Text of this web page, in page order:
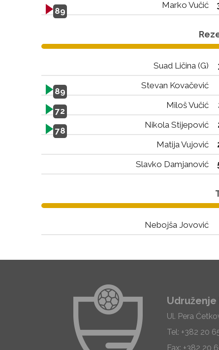
89
Marko Vučić
Suad Ličina (G)
89
Stevan Kovačević
72
Miloš Vučić
78
Nikola Stijepović
Matija Vujović
Slavko Damjanović
Nebojša Jovović
Udruženje
Ul. Pera
Tel: +382 20
Fax: +382 20